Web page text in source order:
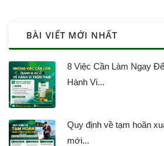
BÀI VIẾT MỚI NHẤT
8 Việc Cần Làm Ngay
Hành Vi...
Quy định về tạm hoãn
mới...